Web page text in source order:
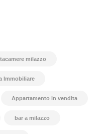
milazzo
Immobiliare
Appartamento in vendita
bar a milazzo